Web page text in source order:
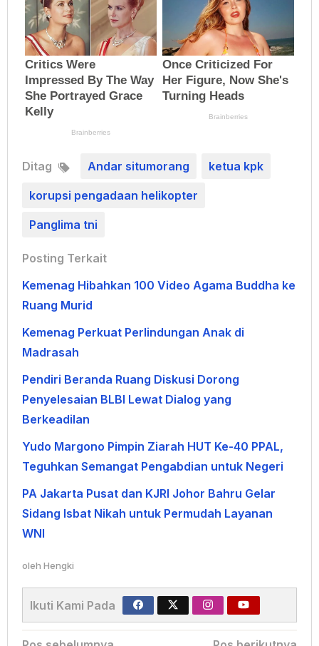
Ditag Andar situmorang ketua kpk
korupsi pengadaan helikopter
Panglima tni
Posting Terkait
Kemenag Hibahkan 100 Video Agama Buddha ke
Ruang Murid
Kemenag Perkuat Perlindungan Anak di
Madrasah
Pendiri Beranda Ruang Diskusi Dorong
Penyelesaian BLBI Lewat Dialog yang
Berkeadilan
Yudo Margono Pimpin Ziarah HUT Ke-40 PPAL,
Teguhkan Semangat Pengabdian untuk Negeri
PA Jakarta Pusat dan KJRI Johor Bahru Gelar
Sidang Isbat Nikah untuk Permudah Layanan
WNI
oleh Hengki
Ikuti Kami Pada